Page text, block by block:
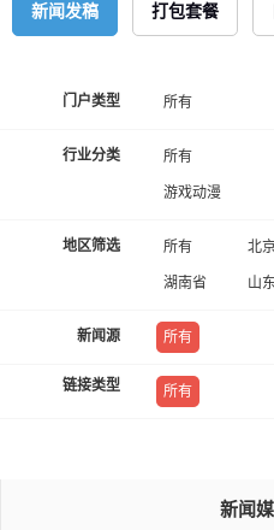
新闻发稿 打包套餐
门户类型 所有
行业分类 所有
游戏动漫
地区筛选 所有 北
湖南省 山
新闻源 所有
链接类型 所有
新闻